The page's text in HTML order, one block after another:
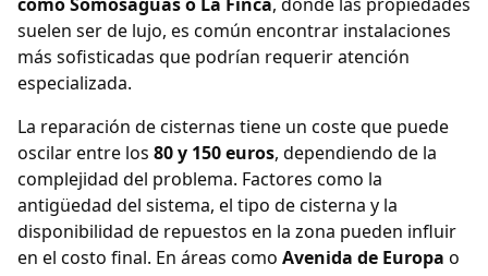
suelen ser de lujo, es común encontrar instalaciones
más sofisticadas que podrían requerir atención
especializada.
La reparación de cisternas tiene un coste que puede
oscilar entre los 80 y 150 euros, dependiendo de la
complejidad del problema. Factores como la
antigüedad del sistema, el tipo de cisterna y la
disponibilidad de repuestos en la zona pueden influir
en el costo final. En áreas como Avenida de Europa o